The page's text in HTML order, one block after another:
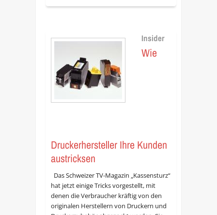
Insider
Wie
Druckerhersteller Ihre Kunden
austricksen
Das Schweizer TV-Magazin „Kassensturz“
hat jetzt einige Tricks vorgestellt, mit
denen die Verbraucher kräftig von den
originalen Herstellern von Druckern und